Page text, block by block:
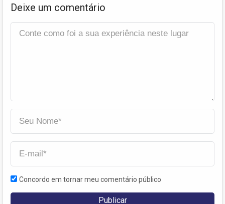
Deixe um comentário
Concordo em tornar meu comentário público